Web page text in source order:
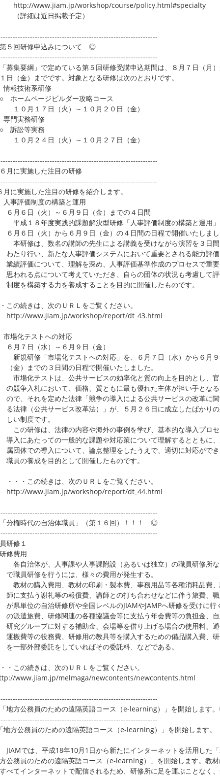
www.jiam.jp/workshop/course/policy.html#specialty
細は近日掲載予定）
回研修申込みについて ◎
集要綱」で定めている第５回研修受講申込期間は、８月７日（月
日（金）までです。対象となる研修は次のとおりです。
報技術系研修
ームページビルダー攻略コース
月１７日（火）～１０月２０日（金）
門実務研修
訟等実務
月２４日（火）～１０月２７日（金）
に実施した注目の研修
に実施した注目の研修を紹介します。
事評価制度の構築と運用
６日（火）～６月９日（金）までの４日間
１８年度実践的課題解決型研修「人事評価制度の構築と運用
６日（火）から６月９日（金）の４日間の日程で開催いたしま
修は、数名の講師の先生による講義を受けながら演習を３日
り行い、新たな人事評価システムにおいて重要とされる能力評
評価について、理解を深め、人事評価基準作成のプロセスで重
れる点について考えていただき、自らの団体の状況も考慮して
を構築する力を養成することを目的に開催したものです。
・この続きは、次のＵＲＬをご覧ください。
www.jiam.jp/workshop/report/dt_43.html
場化テストへの対応
７日（水）～６月９日（金）
研修「市場化テストへの対応」を、６月７日（水）から６月
）までの３日間の日程で開催いたしました。
化テストは、公共サービスの効率化と質の向上を目的とし、
争入札において、価格、質ともに最も優れた主体が担い手とな
、それを定めた法律「競争の導入による公共サービスの改革に
律（公共サービス改革法）」が、５月２６日に成立したばかり
制度です。
研修は、法律の内容や海外の事例を学び、基本的な導入プロセ
にあたっての一般的な課題や対応策について理解するとともに
体での導入について、論点整理をしたうえで、適切に対応がで
の養成を目的として開催したものです。
・この続きは、次のＵＲＬをご覧ください。
www.jiam.jp/workshop/report/dt_44.html
権時代の自治体職員」（第１６回）！！！ ◎
研修１
費用
治体が、人事課や人事課附設（あるいは独立）の職員研修所
員研修を行うには、様々の費用が発生する。
の購入費用、教材の印刷・製本費、事務用品等各種消耗品費
支払う謝礼等の報償費、講師との打ち合わせなどに伴う旅費、
単位の自治研修所や全国レベルのJIAMやJAMPへ研修を受けに行
遣旅費、研修関連の各種協議会等に支払う年会費等の負担金、
グループに対する補助金、会場等を借り上げる場合の使用料、
費等の役務費、研修用の教具等を購入するための備品購入費、
部外部委託をしていればその委託料、などである。
・この続きは、次のＵＲＬをご覧ください。
www.jiam.jp/melmaga/newcontents/newcontents.html
方公務員のための遠隔英語コース（e-learning）」を開始します
方公務員のための遠隔英語コース（e-learning）」を開始します。
では、平成18年10月1日から新たにインターネットを活用した
務員のための遠隔英語コース（e-learning）」を開始します。教
てインターネットで配信されるため、研修所に足を運ぶことなく